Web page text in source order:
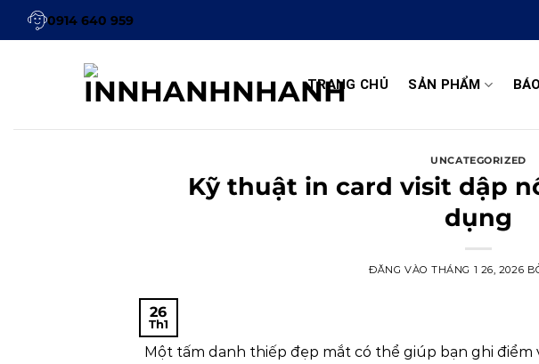
0914 640 959
TRANG CHỦ SẢN PHẨM
UNCATEGORIZED
Kỹ thuật in card visit dập
dụng
ĐĂNG VÀOTHÁNG 1 26, 2026
26
Th1
Một tấm danh thiếp đẹp mắt có thể giúp bạn ghi